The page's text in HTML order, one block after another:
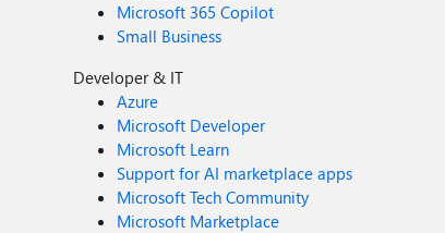
Microsoft 365 Copilot
Small Business
Developer & IT
Azure
Microsoft Developer
Microsoft Learn
Support for AI marketplace apps
Microsoft Tech Community
Microsoft Marketplace